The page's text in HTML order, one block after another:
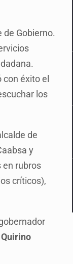
Gobierno.
éxito el
los
de
y
en rubros
críticos),